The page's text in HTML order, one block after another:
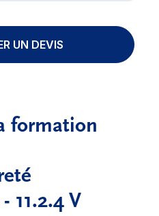
formation
11.2.4 V
UN DEVIS